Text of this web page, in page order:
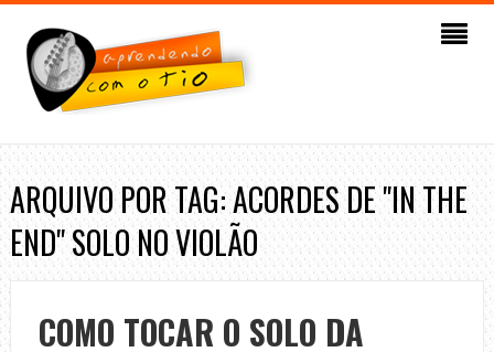
ARQUIVO POR TAG: ACORDES DE "IN THE
END" SOLO NO VIOLÃO
COMO TOCAR O SOLO DA